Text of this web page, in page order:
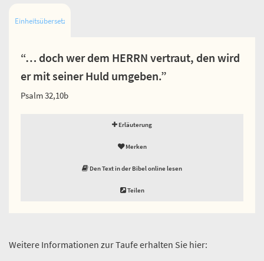
Einheitsübersetzung
“… doch wer dem HERRN vertraut, den wird
er mit seiner Huld umgeben.”
Psalm 32,10b
Erläuterung
Merken
Den Text in der Bibel online lesen
Teilen
Weitere Informationen zur Taufe erhalten Sie hier: